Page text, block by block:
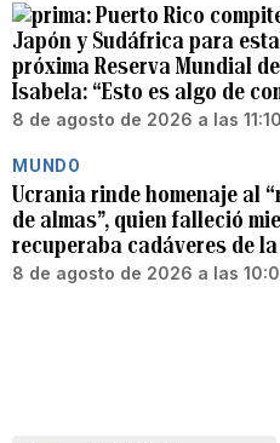
Puerto Rico
Japón y Sudáfrica para
próxima Reserva Mundial
Isabela: “Esto es algo de
8 de agosto de 2026 a las
MUNDO
Ucrania rinde homenaje al
de almas”, quien falleció
recuperaba cadáveres de
8 de agosto de 2026 a las